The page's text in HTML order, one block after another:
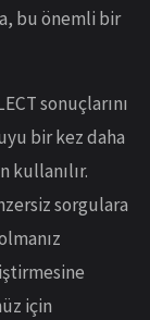
bu önemli bir
sonuçlarını
bir kez daha
kullanılır.
sorgulara
için